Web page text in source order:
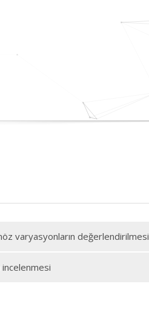
varyasyonların değerlendirilmesi